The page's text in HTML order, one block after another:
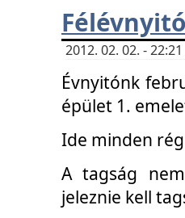
2012. 02. 02. -
Évnyitónk
épület 1.
Ide minden
A tagság
jeleznie kell